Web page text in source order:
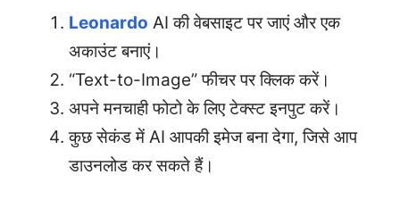
Leonardo AI की वेबसाइट पर जाएं और एक
अकाउंट बनाएं।
“Text-to-Image” फीचर पर क्लिक करें।
अपने मनचाही फोटो के लिए टेक्स्ट इनपुट करें।
कुछ सेकंड में AI आपकी इमेज बना देगा, जिसे आप
डाउनलोड कर सकते हैं।